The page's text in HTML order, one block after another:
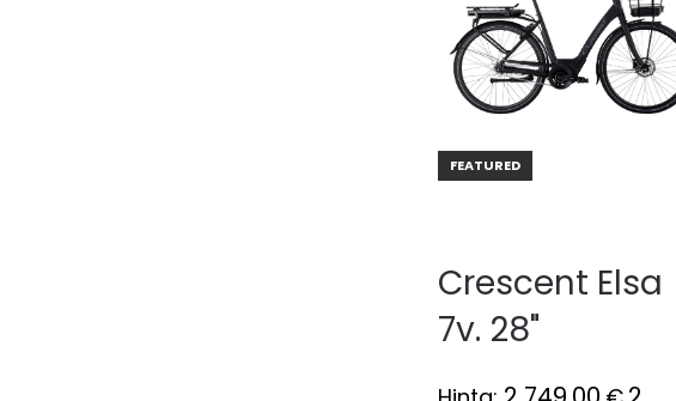
FEATURED
Crescent Elsa
7v. 28"